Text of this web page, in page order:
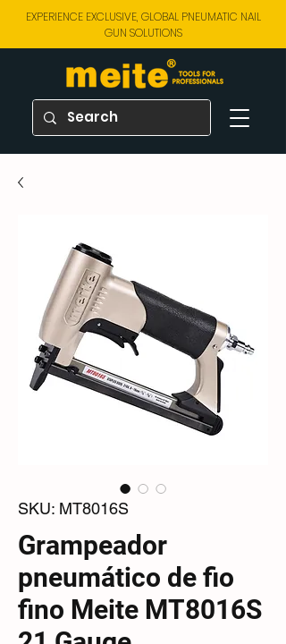
EXPERIENCE EXCLUSIVE, GLOBAL PNEUMATIC NAIL
GUN SOLUTIONS
SKU: MT8016S
Grampeador
pneumático de fio
fino Meite MT8016S